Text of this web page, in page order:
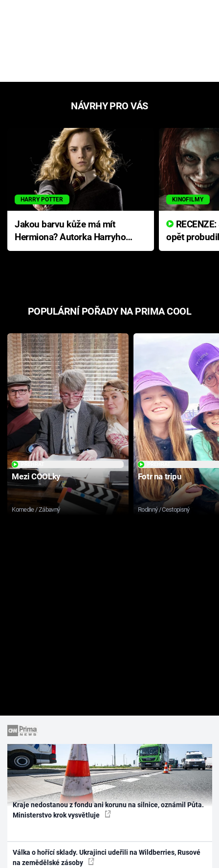
NÁVRHY PRO VÁS
HARRY POTTER
Jakou barvu kůže má mít
Hermiona? Autorka Harryho
Pottera přišla s ráznou
KINOFILMY
opět
přichází s
POPULÁRNÍ POŘADY NA PRIMA COOL
Mezi COOLky
Komedie / Zábavný
Fotr na tripu
Rodinný / Cestopisný
Kraje nedostanou z fondu ani korunu na silnice, oznámil Půta.
Ministerstvo krok vysvětluje
Válka o hořící sklady. Ukrajinci udeřili na Wildberries, Rusové
na zemědělské zásoby